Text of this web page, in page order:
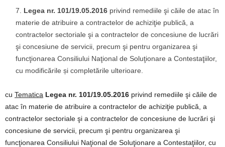
Legea nr. 101/19.05.2016 privind remediile şi căile de atac în
materie de atribuire a contractelor de achiziţie publică, a
contractelor sectoriale şi a contractelor de concesiune de lucrări
şi concesiune de servicii, precum şi pentru organizarea şi
funcţionarea Consiliului Naţional de Soluţionare a Contestaţiilor,
cu modificările și completările ulterioare.
cu Tematica Legea nr. 101/19.05.2016 privind remediile şi căile de
atac în materie de atribuire a contractelor de achiziţie publică, a
contractelor sectoriale şi a contractelor de concesiune de lucrări şi
concesiune de servicii, precum şi pentru organizarea şi
funcţionarea Consiliului Naţional de Soluţionare a Contestaţiilor, cu